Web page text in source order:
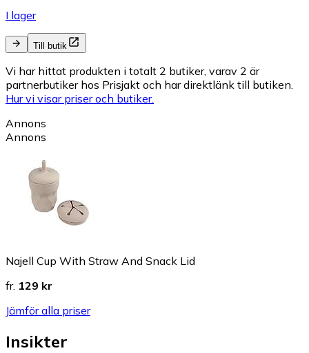
I lager
Till butik
Vi har hittat produkten i totalt 2 butiker, varav 2 är
partnerbutiker hos Prisjakt och har direktlänk till butiken.
Hur vi visar priser och butiker.
Annons
Annons
Najell Cup With Straw And Snack Lid
fr. 129 kr
Jämför alla priser
Insikter